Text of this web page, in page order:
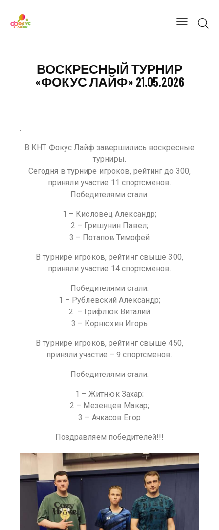
ВОСКРЕСНЫЙ ТУРНИР
«ФОКУС ЛАЙФ» 21.05.2026
В КНТ Фокус Лайф завершились воскресные
турниры.
Сегодня в турнире игроков, рейтинг до 300,
приняли участие 11 спортсменов.
Победителями стали:
1 – Кисловец Александр;
2 – Гришунин Павел;
3 – Потапов Тимофей
В турнире игроков, рейтинг свыше 300,
приняли участие 14 спортсменов.
Победителями стали:
1 – Рублевский Александр;
2 – Грифлюк Виталий
3 – Корнюхин Игорь
В турнире игроков, рейтинг свыше 450,
приняли участие – 9 спортсменов.
Победителями стали:
1 – Житнюк Захар;
2 – Мезенцев Макар;
3 – Ачкасов Егор
Поздравляем победителей!!!